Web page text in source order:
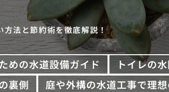
方法と節約術を徹底解説！
めの水道設備ガイド
トイレの
裏側
庭や外構の水道工事で理